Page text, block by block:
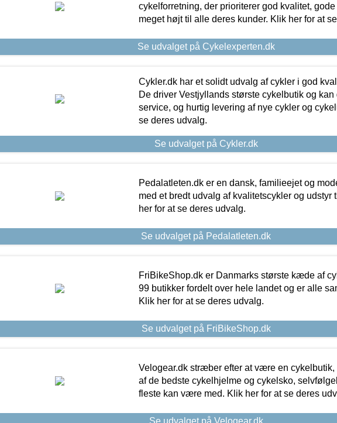
cykelforretning, der prioriterer god kvalitet,
meget højt til alle deres kunder. Klik her for at
Se udvalget på Cykelexperten.dk
Cykler.dk har et solidt udvalg af cykler i god
De driver Vestjyllands største cykelbutik og kan
service, og hurtig levering af nye cykler og
se deres udvalg.
Se udvalget på Cykler.dk
Pedalatleten.dk er en dansk, familieejet og
med et bredt udvalg af kvalitetscykler og udstyr
her for at se deres udvalg.
Se udvalget på Pedalatleten.dk
FriBikeShop.dk er Danmarks største kæde af
99 butikker fordelt over hele landet og er alle
Klik her for at se deres udvalg.
Se udvalget på FriBikeShop.dk
Velogear.dk stræber efter at være en cykelbutik,
af de bedste cykelhjelme og cykelsko,
fleste kan være med. Klik her for at se deres
Se udvalget på Velogear.dk